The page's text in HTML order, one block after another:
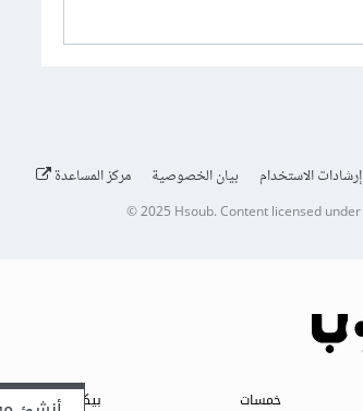
إرشادات الاستخدام بيان الخصوصية مركز المساعدة
© 2025 Hsoub.Content licensed under